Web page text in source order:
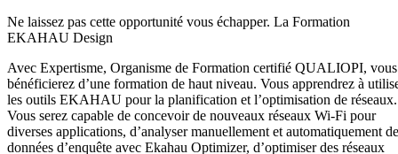
Ne laissez pas cette opportunité vous échapper. La Formation
EKAHAU Design
Avec Expertisme, Organisme de Formation certifié QUALIOPI, vous
bénéficierez d’une formation de haut niveau. Vous apprendrez à
les outils EKAHAU pour la planification et l’optimisation de réseaux.
Vous serez capable de concevoir de nouveaux réseaux Wi-Fi pour
diverses applications, d’analyser manuellement et automatiquement
données d’enquête avec Ekahau Optimizer, d’optimiser des réseaux